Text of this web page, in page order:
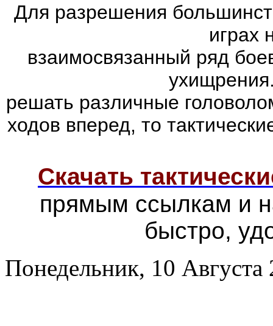
Для разрешения
играх
взаимосвязанный ряд
решать различные
ходов вперед, то
Скачать
прямым ссылкам и
быстро,
Понедельник, 10 Августа